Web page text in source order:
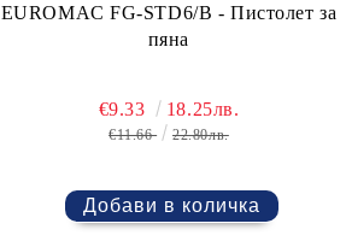
EUROMAC FG-STD6/B - Пистолет за
пяна
€9.33 18.25лв.
€11.66 22.80лв.